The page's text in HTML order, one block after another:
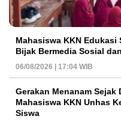
Mahasiswa KKN Edukasi
Bijak Bermedia Sosial
06/08/2026 | 17:04 WIB
Gerakan Menanam Sejak
Mahasiswa KKN Unhas
Siswa